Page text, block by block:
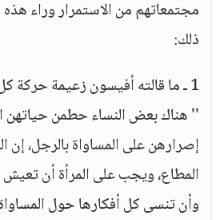
مجتمعاتهم من الاستمرار وراء
ذلك:
1 ـ ما قالته أفيسون زعيمة حركة
'' هناك بعض النساء حطمن حياتهن
إصرارهن على المساواة بالرجل، إن
المطاع، ويجب على المرأة أن
وأن تنسى كل أفكارها حول